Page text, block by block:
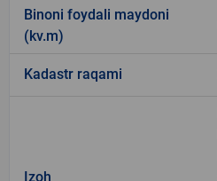
Binoni foydali maydoni
(kv.m)
Kadastr raqami
Izoh